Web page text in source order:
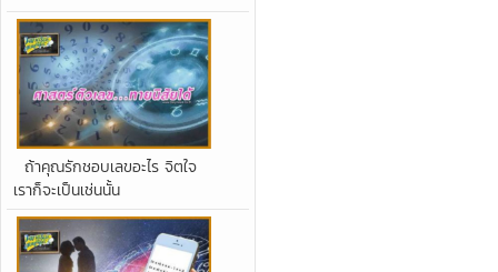
ถ้าคุณรักชอบเลขอะไร จิตใจ
เราก็จะเป็นเช่นนั้น